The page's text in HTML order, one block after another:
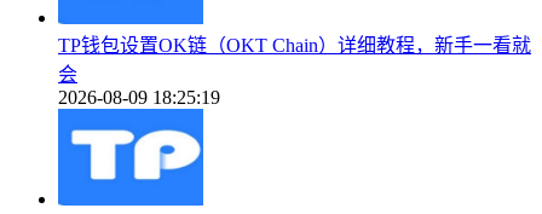
TP钱包设置OK链（OKT Chain）详细教程，新手一看就
会
2026-08-09 18:25:19